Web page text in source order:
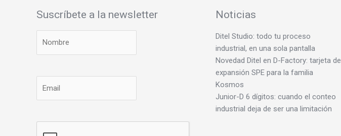
Suscríbete a la newsletter Noticias
Ditel Studio: todo tu proceso
industrial, en una sola pantalla
Novedad Ditel en D-Factory: tarjeta de
expansión SPE para la familia
Kosmos
Junior-D 6 dígitos: cuando el conteo
industrial deja de ser una limitación